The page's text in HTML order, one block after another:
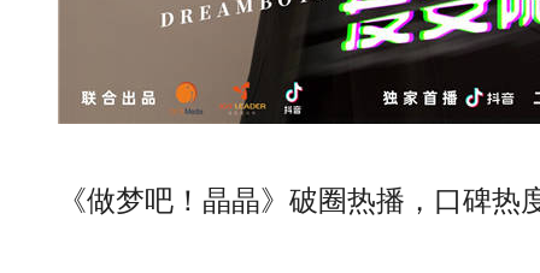
《做梦吧！晶晶》破圈热播，口碑热